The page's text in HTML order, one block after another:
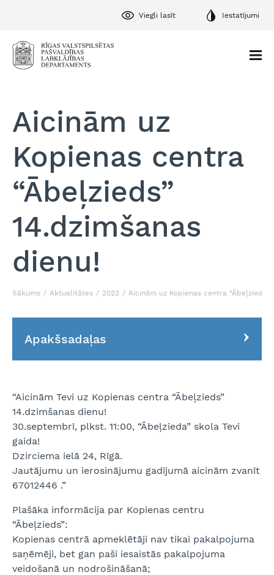
Viegli lasīt Iestatījumi
Aicinām uz
Kopienas centra
“Ābeļzieds”
14.dzimšanas
dienu!
Sākums Aktualitātes 2022 Aicinām uz Kopienas centra “Ābeļzieds”
Apakšsadaļas
“Aicinām Tevi uz Kopienas centra “Ābeļzieds”
14.dzimšanas dienu!
30.septembrī, plkst. 11:00, “Ābeļzieda” skola Tevi
gaida!
Dzirciema ielā 24, Rīgā.
Jautājumu un ierosinājumu gadījumā aicinām zvanīt
67012446 .”
Plašāka informācija par Kopienas centru
“Ābeļzieds”:
Kopienas centrā apmeklētāji nav tikai pakalpojuma
saņēmēji, bet gan paši iesaistās pakalpojuma
veidošanā un nodrošināšanā;